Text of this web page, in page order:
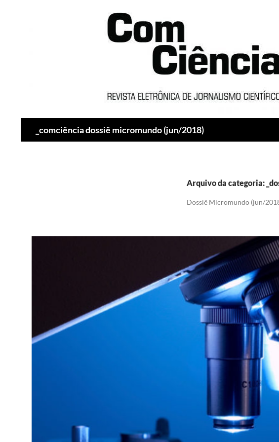
_comciência dossiê micromundo (jun/2018)
Arquivo da categoria:
Dossiê Micromundo (jun/